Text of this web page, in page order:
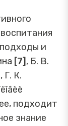
и
[7] , Б. В.
, Г. К.
подходит
знание